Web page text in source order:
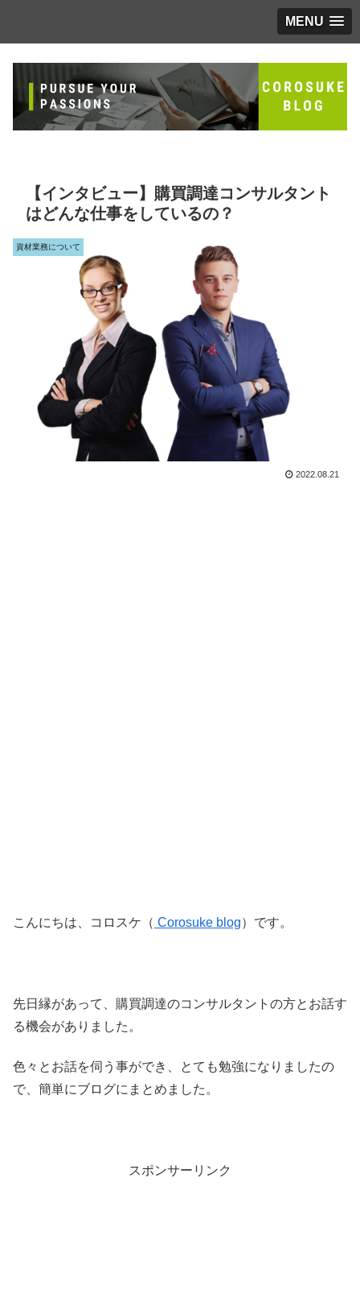
MENU
【インタビュー】購買調達コンサルタント
はどんな仕事をしているの？
資材業務について
2022.08.21
こんにちは、コロスケ（ Corosuke blog）です。
先日縁があって、購買調達のコンサルタントの方とお話す
る機会がありました。
色々とお話を伺う事ができ、とても勉強になりましたの
で、簡単にブログにまとめました。
スポンサーリンク